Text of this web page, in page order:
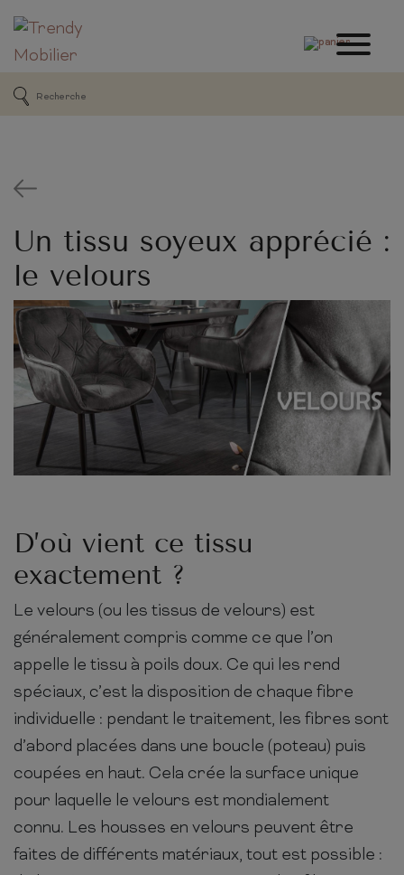
Un tissu soyeux apprécié :
le velours
D’où vient ce tissu
exactement ?
Le velours (ou les tissus de velours) est
généralement compris comme ce que l’on
appelle le tissu à poils doux. Ce qui les rend
spéciaux, c’est la disposition de chaque fibre
individuelle : pendant le traitement, les fibres sont
d’abord placées dans une boucle (poteau) puis
coupées en haut. Cela crée la surface unique
pour laquelle le velours est mondialement
connu. Les housses en velours peuvent être
faites de différents matériaux, tout est possible :